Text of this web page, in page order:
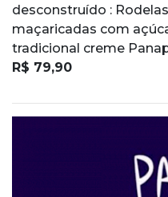
desconstruído :
maçaricadas com
tradicional creme
R$ 79,90